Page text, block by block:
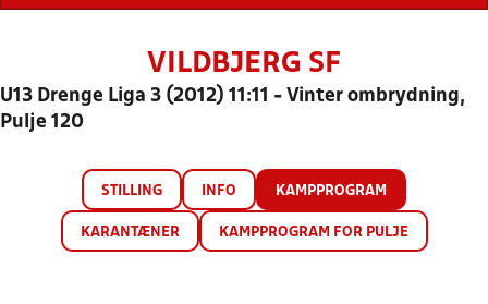
VILDBJERG SF
U13 Drenge Liga 3 (2012) 11:11 - Vinter ombrydning,
Pulje 120
STILLING INFO KAMPPROGRAM
KARANTÆNER KAMPPROGRAM FOR PULJE